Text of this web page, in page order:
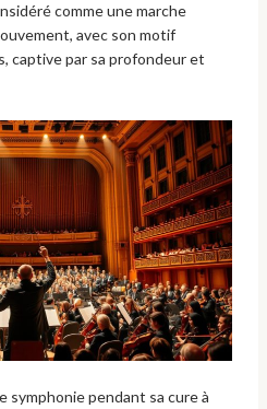
comme une marche
avec son motif
captive par sa profondeur et
symphonie pendant sa cure à